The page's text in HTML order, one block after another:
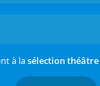
à lasélection théâtre